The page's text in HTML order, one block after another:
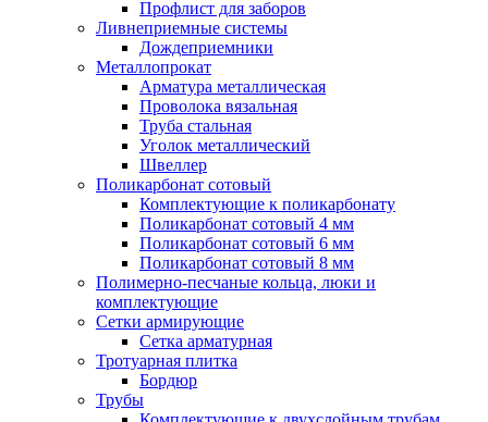
Профлист для заборов
Ливнеприемные системы
Дождеприемники
Металлопрокат
Арматура металлическая
Проволока вязальная
Труба стальная
Уголок металлический
Швеллер
Поликарбонат сотовый
Комплектующие к поликарбонату
Поликарбонат сотовый 4 мм
Поликарбонат сотовый 6 мм
Поликарбонат сотовый 8 мм
Полимерно-песчаные кольца, люки и
комплектующие
Сетки армирующие
Сетка арматурная
Тротуарная плитка
Бордюр
Трубы